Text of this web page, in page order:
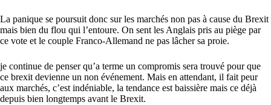
La panique se poursuit donc sur les marchés non pas à cause du Brexit
mais bien du flou qui l’entoure. On sent les Anglais pris au piège par
ce vote et le couple Franco-Allemand ne pas lâcher sa proie.
je continue de penser qu’a terme un compromis sera trouvé pour que
ce brexit devienne un non événement. Mais en attendant, il fait peur
aux marchés, c’est indéniable, la tendance est baissière mais ce déjà
depuis bien longtemps avant le Brexit.